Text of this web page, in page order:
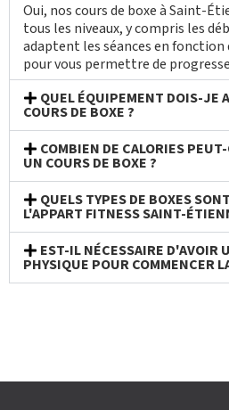
Oui, nos cours de boxe à Saint-
tous les niveaux, y compris les
adaptent les séances en fonction
pour vous permettre de
QUEL ÉQUIPEMENT DOIS-JE
COURS DE BOXE ?
COMBIEN DE CALORIES
UN COURS DE BOXE ?
QUELS TYPES DE BOXES
L'APPART FITNESS SAINT-
EST-IL NÉCESSAIRE D'AVOIR
PHYSIQUE POUR COMMENCER